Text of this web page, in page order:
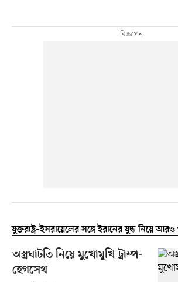
যুক্তরাষ্ট্র–ইসরায়েলের সঙ্গে ইরানের যুদ্ধ নিয়ে
অস্ত্রঘাটতি নিয়ে মুখোমুখি ট্রাম্প-
হেগসেথ